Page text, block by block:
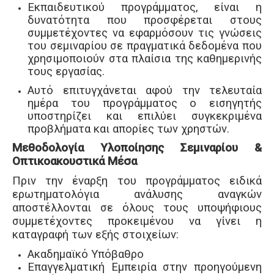
Εκπαιδευτικού προγράμματος, είναι η
δυνατότητα που προσφέρεται στους
συμμετέχοντες να εφαρμόσουν τις γνώσεις
του σεμιναρίου σε πραγματικά δεδομένα που
χρησιμοποιούν στα πλαίσια της καθημερινής
τους εργασίας.
Αυτό επιτυγχάνεται αφού την τελευταία
ημέρα του προγράμματος ο εισηγητής
υποστηρίζει και επιλύει συγκεκριμένα
προβλήματα και απορίες των χρηστών.
Μεθοδολογία Υλοποίησης Σεμιναρίου &
Οπτικοακουστικά Μέσα
Πριν την έναρξη του προγράμματος ειδικά
ερωτηματολόγια ανάλυσης αναγκών
αποστέλλονται σε όλους τους υποψήφιους
συμμετέχοντες προκειμένου να γίνει η
καταγραφή των εξής στοιχείων:
Ακαδημαϊκό Υπόβαθρο
Επαγγελματική Εμπειρία στην προηγούμενη